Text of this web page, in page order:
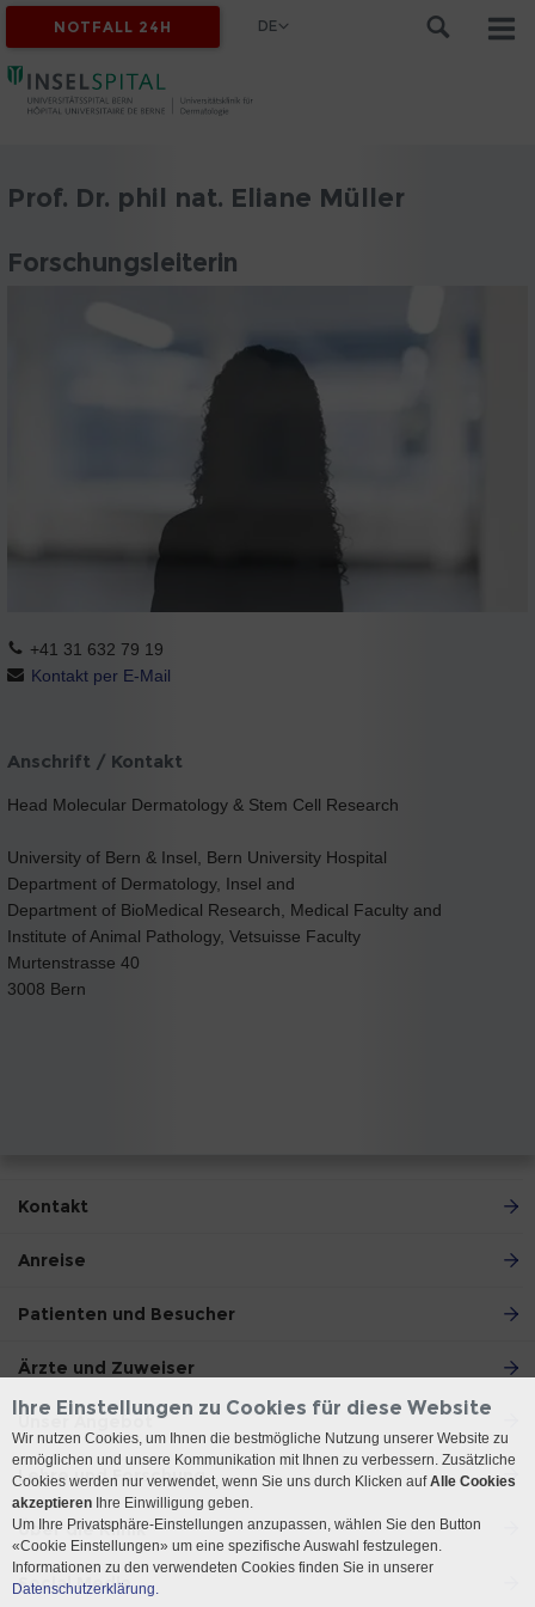
NOTFALL 24H DE
Prof. Dr. phil nat. Eliane Müller
Forschungsleiterin
+41 31 632 79 19
Kontakt per E-Mail
Anschrift / Kontakt
Head Molecular Dermatology & Stem Cell Research
University of Bern & Insel, Bern University Hospital
Department of Dermatology, Insel and
Department of BioMedical Research, Medical Faculty and
Institute of Animal Pathology, Vetsuisse Faculty
Murtenstrasse 40
3008 Bern
Kontakt
Anreise
Patienten und Besucher
Ärzte und Zuweiser
Unser Angebot
Lehre und Forschung
Über die Klinik
Social Media
Ihre Einstellungen zu Cookies für diese Website
Wir nutzen Cookies, um Ihnen die bestmögliche Nutzung unserer Website zu
ermöglichen und unsere Kommunikation mit Ihnen zu verbessern. Zusätzliche
Cookies werden nur verwendet, wenn Sie uns durch Klicken aufAlle Cookies
akzeptieren Ihre Einwilligung geben.
Um Ihre Privatsphäre-Einstellungen anzupassen, wählen Sie den Button
«Cookie Einstellungen» um eine spezifische Auswahl festzulegen.
Informationen zu den verwendeten Cookies finden Sie in unserer
Datenschutzerklärung.